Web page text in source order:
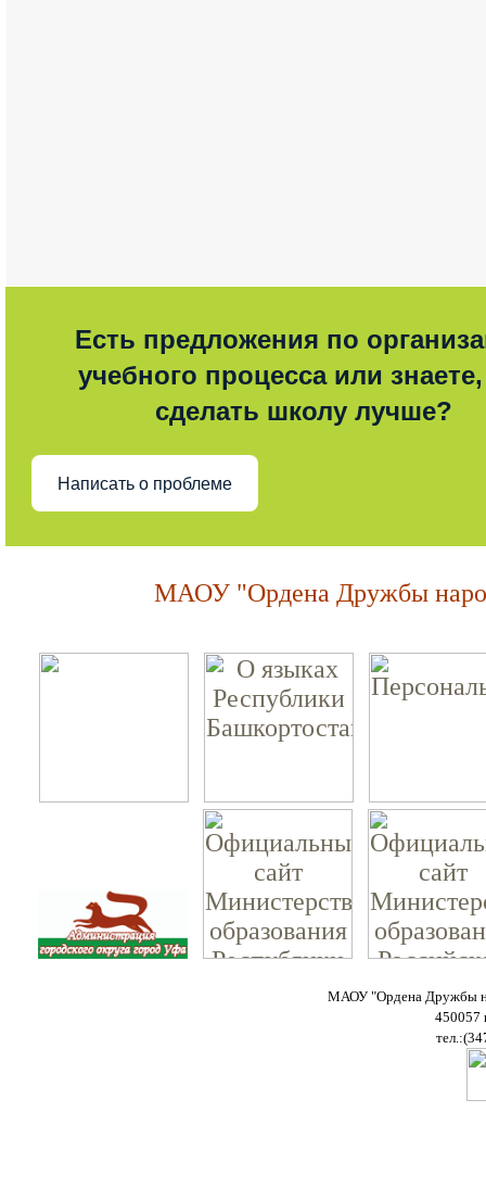
Есть предложения по
учебного процесса или знаете,
сделать школу лучше?
Написать о проблеме
МАОУ "Ордена Дружбы
МАОУ "Ордена Дружбы
450057